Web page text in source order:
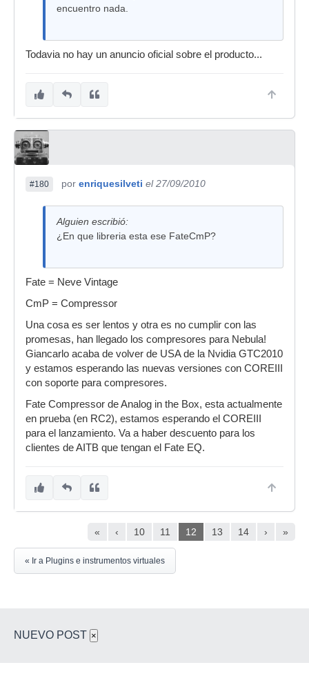
encuentro nada.
Todavia no hay un anuncio oficial sobre el producto...
#180 por enriquesilveti el 27/09/2010
Alguien escribió:
¿En que libreria esta ese FateCmP?
Fate = Neve Vintage
CmP = Compressor
Una cosa es ser lentos y otra es no cumplir con las
promesas, han llegado los compresores para Nebula!
Giancarlo acaba de volver de USA de la Nvidia GTC2010
y estamos esperando las nuevas versiones con COREIII
con soporte para compresores.
Fate Compressor de Analog in the Box, esta actualmente
en prueba (en RC2), estamos esperando el COREIII
para el lanzamiento. Va a haber descuento para los
clientes de AITB que tengan el Fate EQ.
« ‹ 10 11 12 13 14 › »
« Ir a Plugins e instrumentos virtuales
NUEVO POST ×